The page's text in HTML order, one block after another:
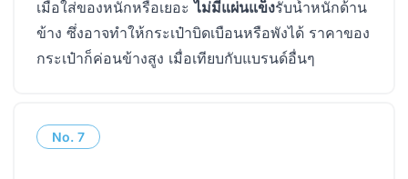
เมื่อใส่ของหนักหรือเยอะไม่มีแผ่นแข็งรับน้ำหนักด้าน
ข้าง ซึ่งอาจทำให้กระเป๋าบิดเบือนหรือพังได้ ราคาของ
กระเป๋าก็ค่อนข้างสูง เมื่อเทียบกับแบรนด์อื่นๆ
No. 7